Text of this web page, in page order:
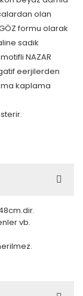
olan
formu olarak
sadık
NAZAR
eerjilerden
kaplama
vb.